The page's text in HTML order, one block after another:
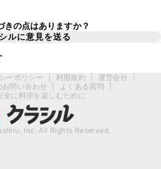
きの点はありますか？
ルに意見を送る
ーポリシー 利用規約 運営会社
問い合わせ
よくある質問
全に料理を楽しむために
Inc. All Rights Reserved.